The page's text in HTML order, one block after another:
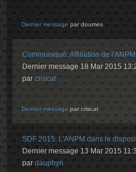
Dernier message pardoumes
Communiqué: Affiliation de
Dernier message 18 Mar 2015
par criscat
Dernier message par criscat
SDF 2015: L'ANPM dans le
Dernier message 13 Mar 2015
par dauphyn